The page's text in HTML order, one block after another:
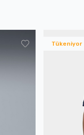
Tükeniyor